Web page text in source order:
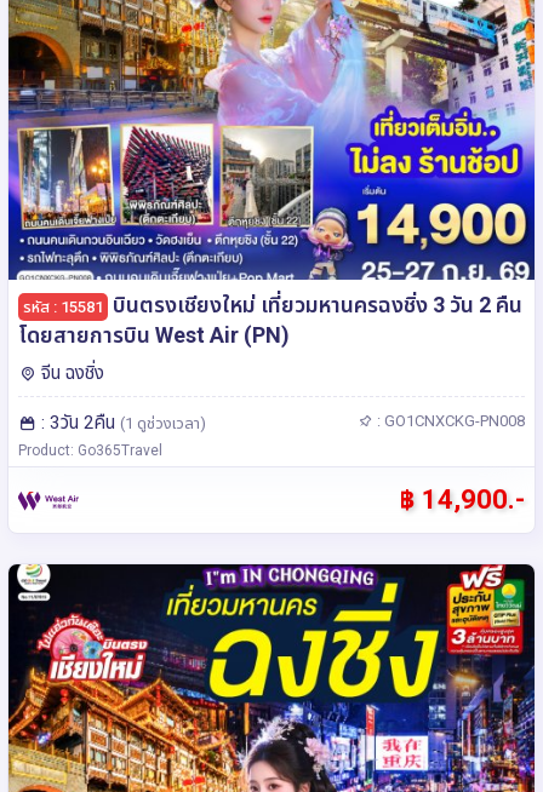
รหัส : 15581
บินตรงเชียงใหม่ เที่ยวมหานครฉงชิ่ง 3 วัน 2 คืน
โดยสายการบิน West Air (PN)
จีน ฉงชิ่ง
: 3วัน 2คืน (1 ดูช่วงเวลา) : GO1CNXCKG-PN008
Product: Go365Travel
฿ 14,900.-